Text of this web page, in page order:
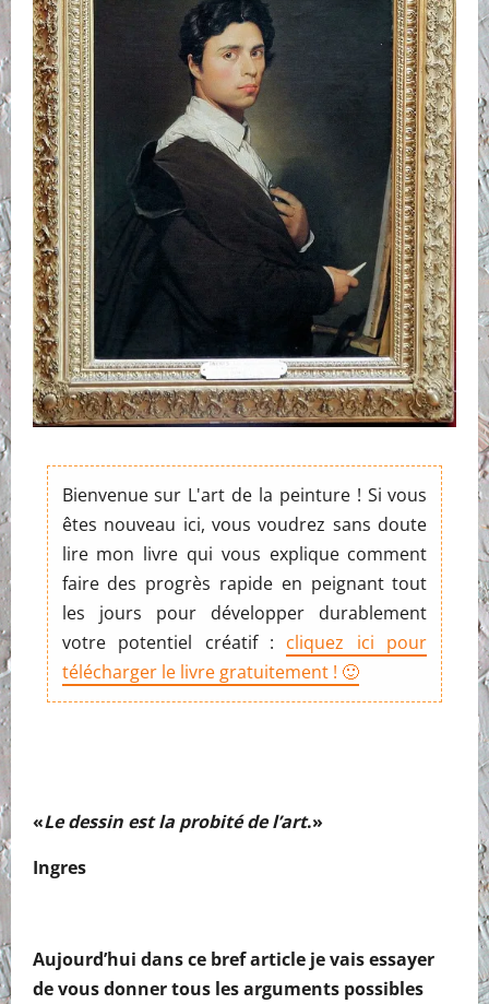
Bienvenue sur L'art de la peinture ! Si vous
êtes nouveau ici, vous voudrez sans doute
lire mon livre qui vous explique comment
faire des progrès rapide en peignant tout
les jours pour développer durablement
votre potentiel créatif : cliquez ici pour
télécharger le livre gratuitement ! 🙂
«Le dessin est la probité de l’art.»
Ingres
Aujourd’hui dans ce bref article je vais essayer
de vous donner tous les arguments possibles